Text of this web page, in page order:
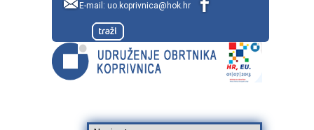
E-mail: uo.koprivnica@hok.hr